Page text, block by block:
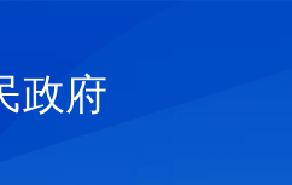
政府